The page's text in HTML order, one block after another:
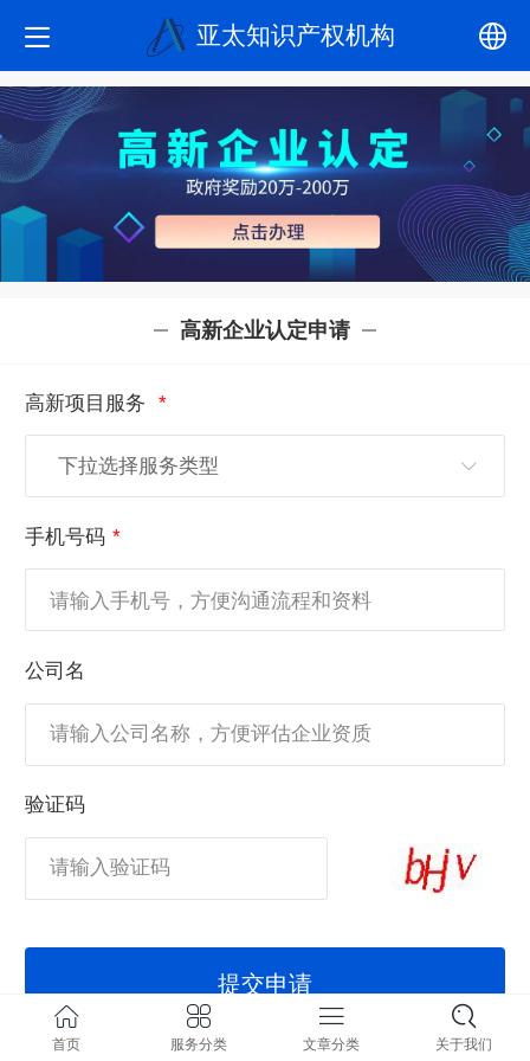
亚太知识产权机构
English
高新企业认定申请
高新项目服务
手机号码
公司名
验证码
提交申请
首页 服务分类 文章分类 关于我们